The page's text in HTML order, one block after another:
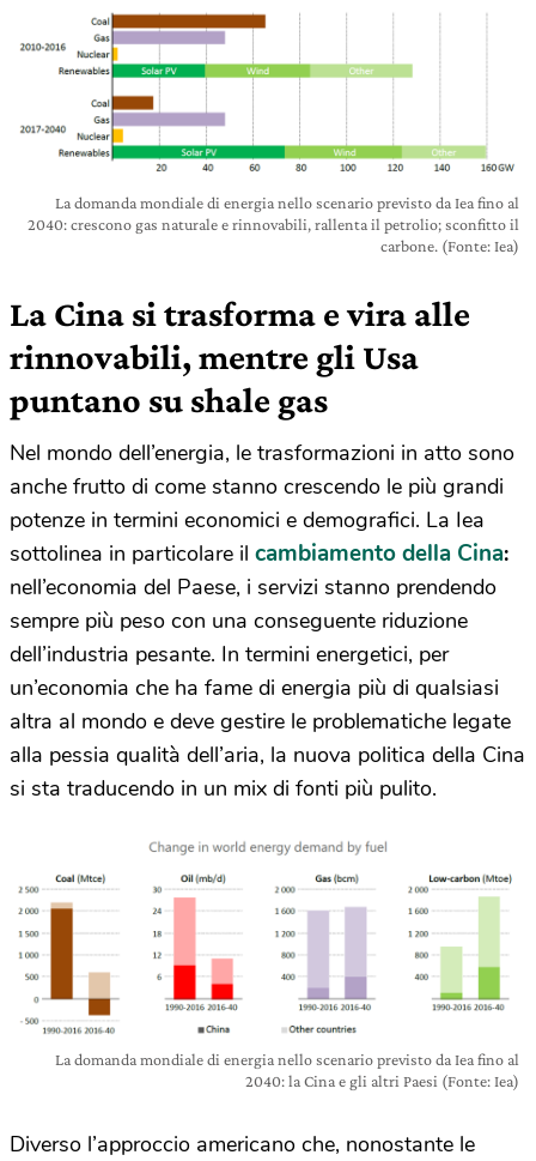
La domanda mondiale di energia nello scenario previsto da Iea fino al
2040: crescono gas naturale e rinnovabili, rallenta il petrolio; sconfitto il
carbone. (Fonte: Iea)
La Cina si trasforma e vira alle
rinnovabili, mentre gli Usa
puntano su shale gas
Nel mondo dell’energia, le trasformazioni in atto sono
anche frutto di come stanno crescendo le più grandi
potenze in termini economici e demografici. La Iea
sottolinea in particolare il cambiamento della Cina:
nell’economia del Paese, i servizi stanno prendendo
sempre più peso con una conseguente riduzione
dell’industria pesante. In termini energetici, per
un’economia che ha fame di energia più di qualsiasi
altra al mondo e deve gestire le problematiche legate
alla pessia qualità dell’aria, la nuova politica della Cina
si sta traducendo in un mix di fonti più pulito.
La domanda mondiale di energia nello scenario previsto da Iea fino al
2040: la Cina e gli altri Paesi (Fonte: Iea)
Diverso l’approccio americano che, nonostante le